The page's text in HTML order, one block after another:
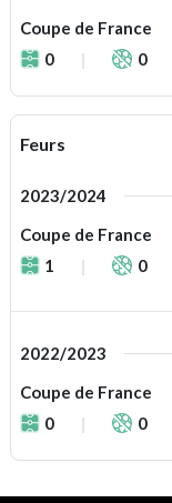
Coupe de France
0
0
Feurs
2023/2024
Coupe de France
1
0
2022/2023
Coupe de France
0
0